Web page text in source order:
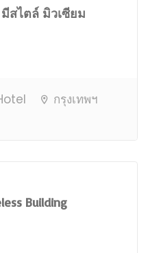
สไตล์ มิวเซียม
กรุงเทพฯ
Building